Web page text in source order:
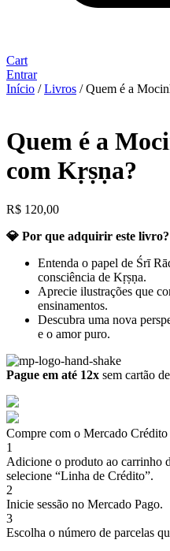
Cart
Entrar
Início /Livros / Quem é a
Quem é a
com Kṛṣṇa?
R$ 120,00
💎 Por que adquirir este livro?
Entenda o papel de Śrī
consciência de Kṛṣṇa.
Aprecie ilustrações que
ensinamentos.
Descubra uma nova
e o amor puro.
Pague em até 12x sem cartão
Compre com o Mercado Crédito
1
Adicione o produto ao carrinho
selecione “Linha de Crédito”.
2
Inicie sessão no Mercado Pago.
3
Escolha o número de parcelas